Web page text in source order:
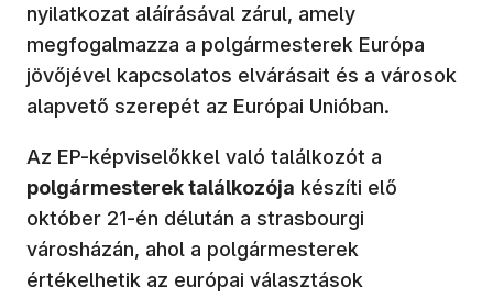
nyilatkozat aláírásával zárul, amely
megfogalmazza a polgármesterek Európa
jövőjével kapcsolatos elvárásait és a városok
alapvető szerepét az Európai Unióban.
Az EP-képviselőkkel való találkozót a
polgármesterek találkozója készíti elő
október 21-én délután a strasbourgi
városházán, ahol a polgármesterek
értékelhetik az európai választások